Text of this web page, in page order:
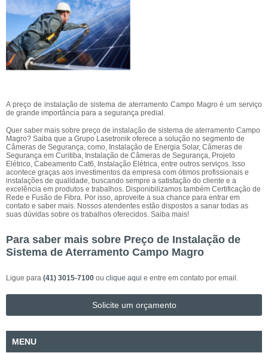
A preço de instalação de sistema de aterramento Campo Magro é um serviço
de grande importância para a segurança predial.
Quer saber mais sobre preço de instalação de sistema de aterramento Campo
Magro? Saiba que a Grupo Lasetronik oferece a solução no segmento de
Câmeras de Segurança, como, Instalação de Energia Solar, Câmeras de
Segurança em Curitiba, Instalação de Câmeras de Segurança, Projeto
Elétrico, Cabeamento Cat6, Instalação Elétrica, entre outros serviços. Isso
acontece graças aos investimentos da empresa com ótimos profissionais e
instalações de qualidade, buscando sempre a satisfação do cliente e a
excelência em produtos e trabalhos. Disponibilizamos também Certificação de
Rede e Fusão de Fibra. Por isso, aproveite a sua chance para entrar em
contato e saber mais. Nossos atendentes estão dispostos a sanar todas as
suas dúvidas sobre os trabalhos oferecidos. Saiba mais!
Para saber mais sobre Preço de Instalação de
Sistema de Aterramento Campo Magro
Ligue para (41) 3015-7100 ou clique aqui e entre em contato por email.
Solicite um orçamento
MENU